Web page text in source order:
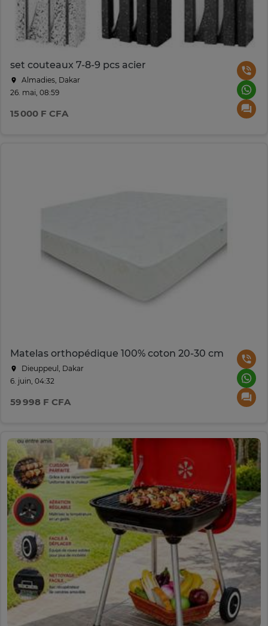
set couteaux 7-8-9 pcs acier
Almadies, Dakar
26. mai, 08:59
15 000 F CFA
Matelas orthopédique 100% coton 20-30 cm
Dieuppeul, Dakar
6. juin, 04:32
59 998 F CFA